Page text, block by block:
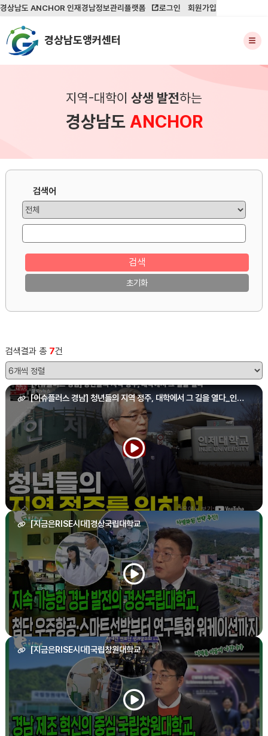
경상남도 ANCHOR 인재경남정보관리플랫폼 로그인 회원가입
경상남도앵커센터
지역-대학이 상생 발전하는
경상남도 ANCHOR
검색어
검색
초기화
검색결과 총 7건
[이슈플러스 경남] 청년들의 지역 정주, 대학에서 그 길을 열다_인제
대학교
[지금은RISE시대]경상국립대학교
[지금은RISE시대]국립창원대학교